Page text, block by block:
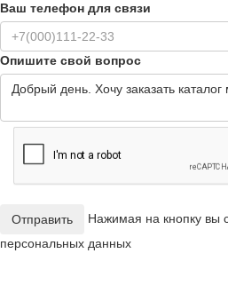
Ваш телефон для связи
Опишите свой вопрос
Отправить
Нажимая на кнопку вы
персональных данных